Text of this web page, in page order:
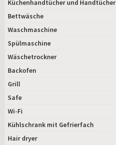
Küchenhandtücher und Handtücher
Bettwäsche
Waschmaschine
Spülmaschine
Wäschetrockner
Backofen
Grill
Safe
Wi-Fi
Kühlschrank mit Gefrierfach
Hair dryer